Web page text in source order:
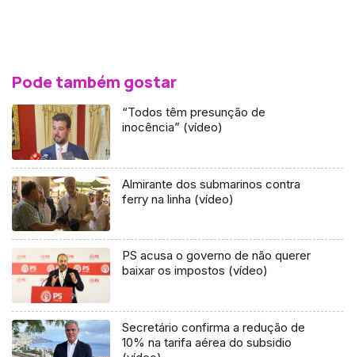
Pode também gostar
“Todos têm presunção de
inocência” (vídeo)
Almirante dos submarinos contra
ferry na linha (vídeo)
PS acusa o governo de não querer
baixar os impostos (vídeo)
Secretário confirma a redução de
10% na tarifa aérea do subsidio